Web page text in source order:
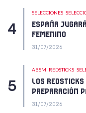
SELECCIONES
ESPAÑA
FEMENINO
31/07/2026
ABSM REDSTICKS
LOS
PREPARACIÓN
31/07/2026